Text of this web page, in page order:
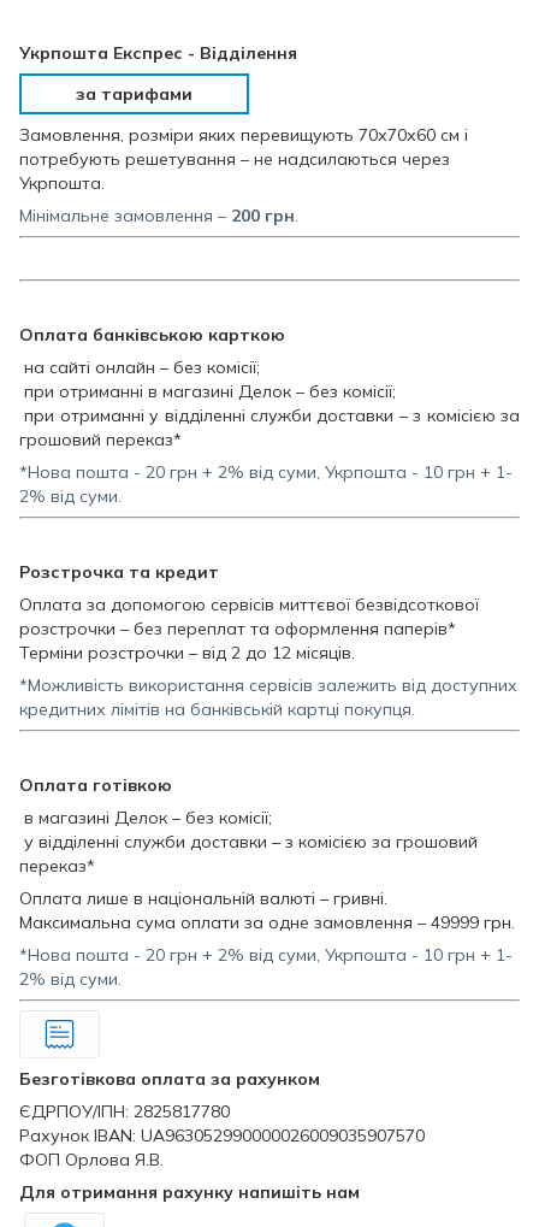
Укрпошта Експрес - Відділення
за тарифами
Замовлення, розміри яких перевищують 70х70х60 см і
потребують решетування – не надсилаються через
Укрпошта.
Мінімальне замовлення – 200 грн.
Оплата банківською карткою
на сайті онлайн – без комісії;
при отриманні в магазині Делок – без комісії;
при отриманні у відділенні служби доставки – з комісією за
грошовий переказ*
*Нова пошта - 20 грн + 2% від суми, Укрпошта - 10 грн + 1-
2% від суми.
Розстрочка та кредит
Оплата за допомогою сервісів миттєвої безвідсоткової
розстрочки – без переплат та оформлення паперів*
Терміни розстрочки – від 2 до 12 місяців.
*Можливість використання сервісів залежить від доступних
кредитних лімітів на банківській картці покупця.
Оплата готівкою
в магазині Делок – без комісії;
у відділенні служби доставки – з комісією за грошовий
переказ*
Оплата лише в національній валюті – гривні.
Максимальна сума оплати за одне замовлення – 49999 грн.
*Нова пошта - 20 грн + 2% від суми, Укрпошта - 10 грн + 1-
2% від суми.
Безготівкова оплата за рахунком
ЄДРПОУ/ІПН: 2825817780
Рахунок IBAN: UA963052990000026009035907570
ФОП Орлова Я.В.
Для отримання рахунку напишіть нам